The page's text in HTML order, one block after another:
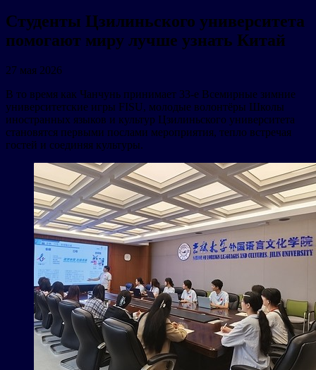
Студенты Цзилиньского университета
помогают миру лучше узнать Китай
27 мая 2026
В то время как Чанчунь принимает 33-е Всемирные зимние
университетские игры FISU, молодые волонтёры Школы
иностранных языков и культур Цзилиньского университета
становятся первыми послами мероприятия, тепло встречая
гостей и соединяя культуры.